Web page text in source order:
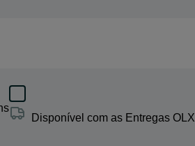
Disponível com as Entregas OLX